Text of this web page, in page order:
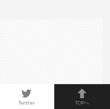
Twitter TOPへ